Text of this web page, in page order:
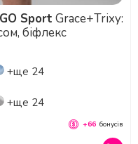
Sport Grace+Trixy:
біфлекс
+ще 24
+ще 24
+66 бонусів